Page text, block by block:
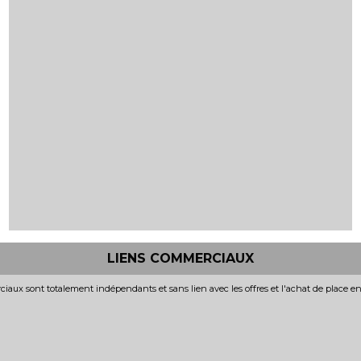
LIENS COMMERCIAUX
sont totalement indépendants et sans lien avec les offres et l'achat de place